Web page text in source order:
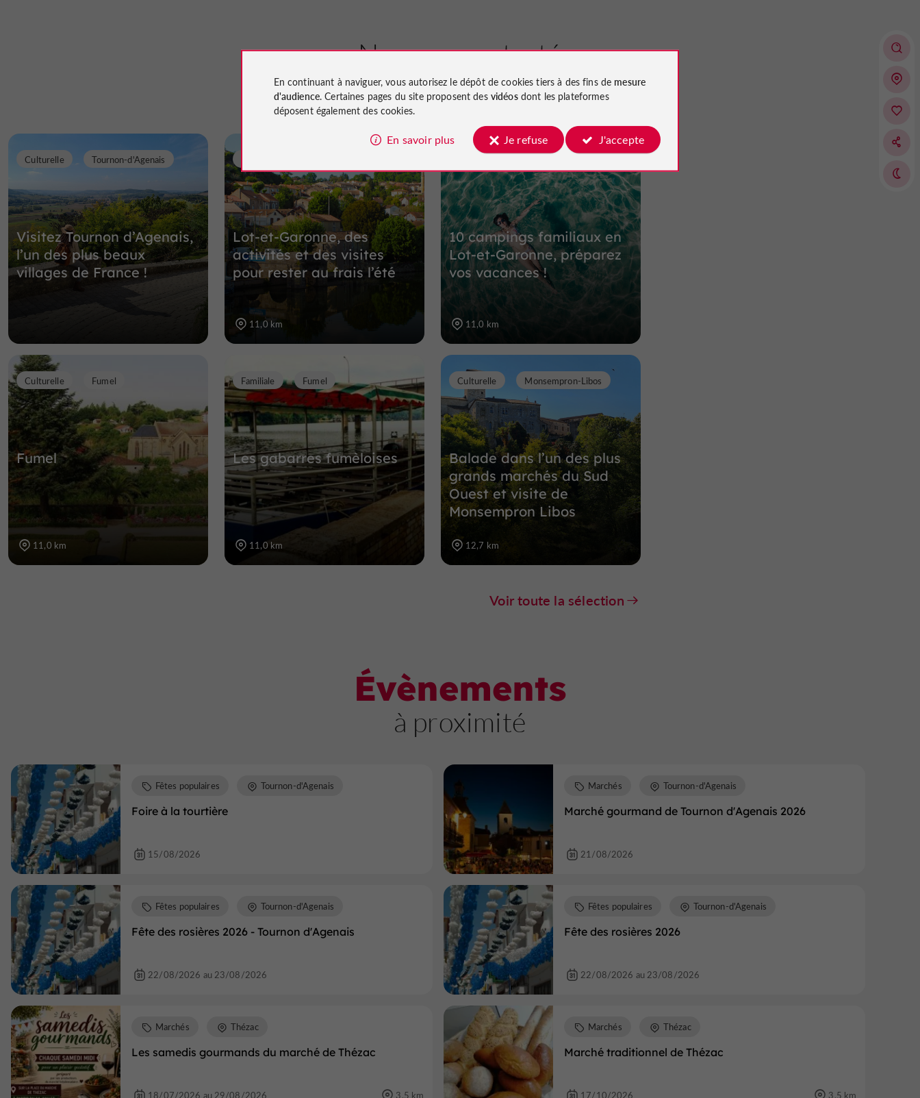
FUMEL
11,0 km
Nous avons testé
pour vous
Visitez Tournon d’Agenais,
l’un des plus beaux
villages de France !
Culturelle Tournon-d'Agenais
Lot-et-Garonne, des
activités et des visites
pour rester au frais l’été
11,0 km
10 campings familiaux en
Lot-et-Garonne, préparez
vos vacances !
11,0 km
Fumel
Culturelle Fumel
11,0 km
Les gabarres fumèloises
Familiale Fumel
11,0 km
Balade dans l’un des plus
grands marchés du Sud
Ouest et visite de
Monsempron Libos
Culturelle Monsempron-Libos
12,7 km
Voir toute la sélection
Évènements
à proximité
Foire à la tourtière
Fêtes populaires Tournon-d'Agenais
15/08/2026
Marché gourmand de Tournon d'Agenais 2026
Marchés Tournon-d'Agenais
21/08/2026
Fête des rosières 2026 - Tournon d'Agenais
Fêtes populaires Tournon-d'Agenais
22/08/2026 au 23/08/2026
Fête des rosières 2026
Fêtes populaires Tournon-d'Agenais
22/08/2026 au 23/08/2026
Les samedis gourmands du marché de Thézac
Marchés Thézac
18/07/2026 au 29/08/2026 3,5 km
Marché traditionnel de Thézac
Marchés Thézac
17/10/2026 3,5 km
En continuant à naviguer, vous autorisez le dépôt de cookies tiers à des fins de mesure
d'audience. Certaines pages du site proposent des vidéosdont les plateformes
déposent également des cookies.
En savoir plus Je refuse J'accepte